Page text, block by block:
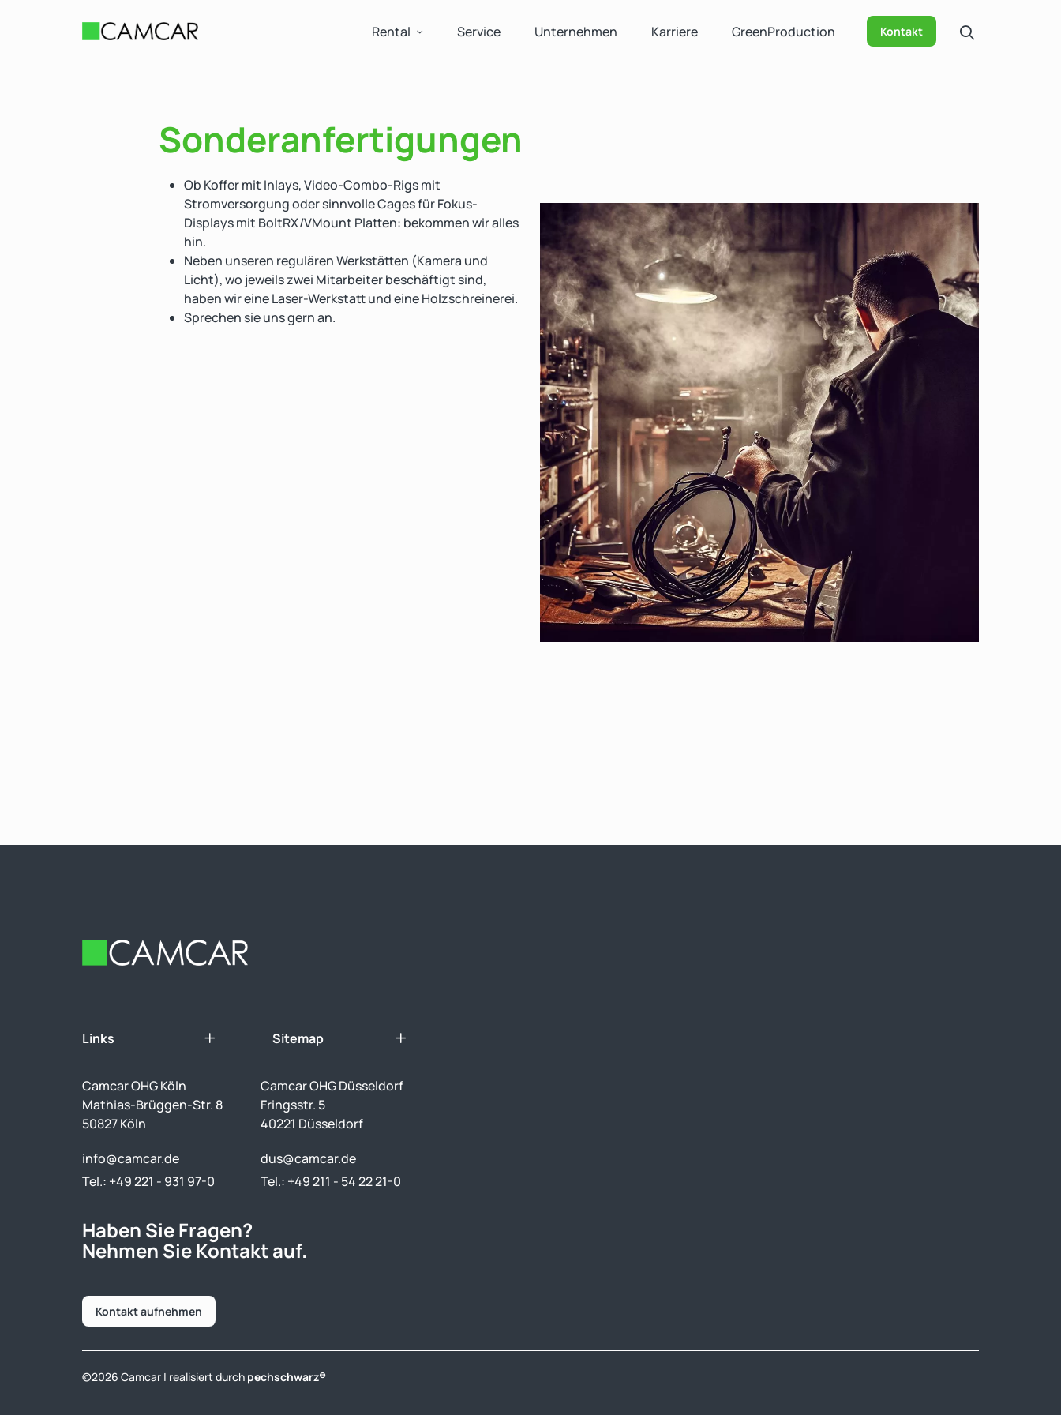
Rental Service Unternehmen Karriere GreenProduction Kontakt
Sonderanfertigungen
Ob Koffer mit Inlays, Video-Combo-Rigs mit
Stromversorgung oder sinnvolle Cages für Fokus-
Displays mit BoltRX/VMount Platten: bekommen wir alles
hin.
Neben unseren regulären Werkstätten (Kamera und
Licht), wo jeweils zwei Mitarbeiter beschäftigt sind,
haben wir eine Laser-Werkstatt und eine Holzschreinerei.
Sprechen sie uns gern an.
Footer
Links Sitemap
Camcar OHG Köln
Mathias-Brüggen-Str. 8
50827 Köln
info@camcar.de
Tel.: +49 221 - 931 97-0
Camcar OHG Düsseldorf
Fringsstr. 5
40221 Düsseldorf
dus@camcar.de
Tel.: +49 211 - 54 22 21-0
Haben Sie Fragen?
Nehmen Sie Kontakt auf.
Kontakt aufnehmen
©2026 Camcar | realisiert durch pechschwarz®